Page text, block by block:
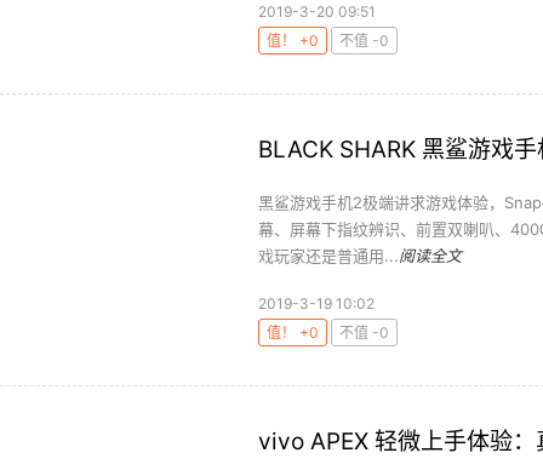
2019-3-20 09:51
值！ +0
不值 -0
BLACK SHARK 黑鲨游戏
黑鲨游戏手机2极端讲求游戏体验，
幕、屏幕下指纹辨识、前置双喇叭、
戏玩家还是普通用...阅读全文
2019-3-19 10:02
值！ +0
不值 -0
vivo APEX 轻微上手体验